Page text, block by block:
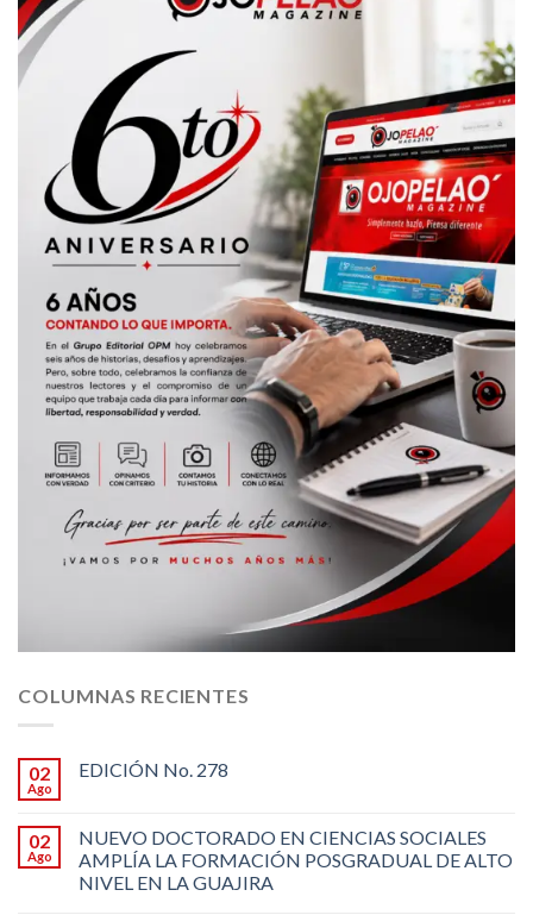
COLUMNAS RECIENTES
02
Ago
EDICIÓN No. 278
02
Ago
NUEVO DOCTORADO EN CIENCIAS SOCIALES
AMPLÍA LA FORMACIÓN POSGRADUAL DE ALTO
NIVEL EN LA GUAJIRA